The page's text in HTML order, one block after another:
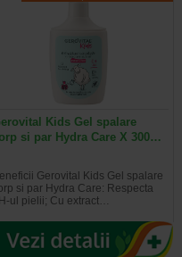
Kids Gel spalare
si par Hydra Care X 300…
Gerovital Kids Gel spalare
si par Hydra Care: Respecta
ul pielii; Cu extract…